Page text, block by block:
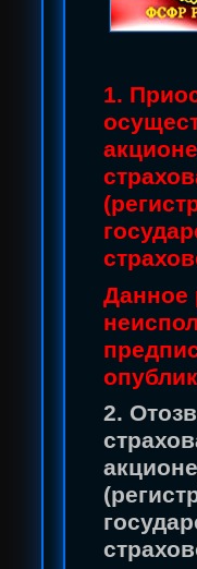
1.
Данное
2.